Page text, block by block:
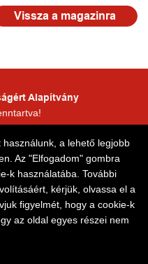
Vissza a magazinra
a lehető legjobb
Az "Elfogadom" gombra
k használatába. További
kérjük, olvassa el a
figyelmét, hogy a cookie-k
az oldal egyes részei nem
Alapítvány